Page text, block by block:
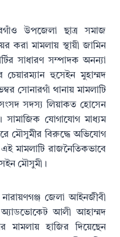
উপজেলা ছাত্র সমাজ
করা মামলায় স্থায়ী জামিন
সাধারণ সম্পাদক অনন্যা
চেয়ারম্যান হুসেইন মুহাম্মদ
সোনারগাঁ থানায় মামলাটি
সংসদ সদস্য লিয়াকত হোসেন
যোগাযোগ মাধ্যম
মৌসুমীর বিরুদ্ধে অভিযোগ
মামলাটি রাজনৈতিকভাবে
মৌসুমী।
জেলা আইনজীবী
অ্যাডভোকেট আলী আহাম্মদ
মামলায় হাজির দিয়েছেন